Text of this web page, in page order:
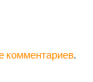
комментариев